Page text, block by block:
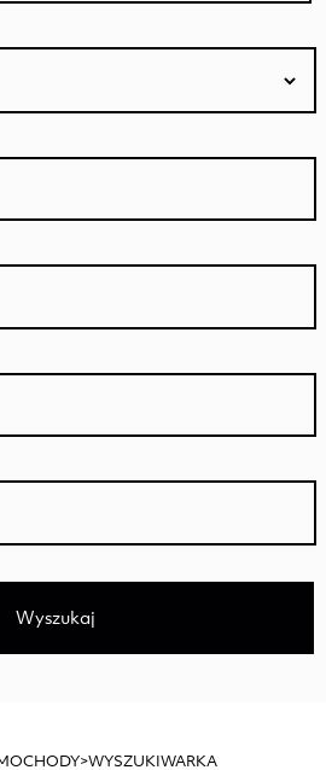
Wyszukaj
>WYSZUKIWARKA